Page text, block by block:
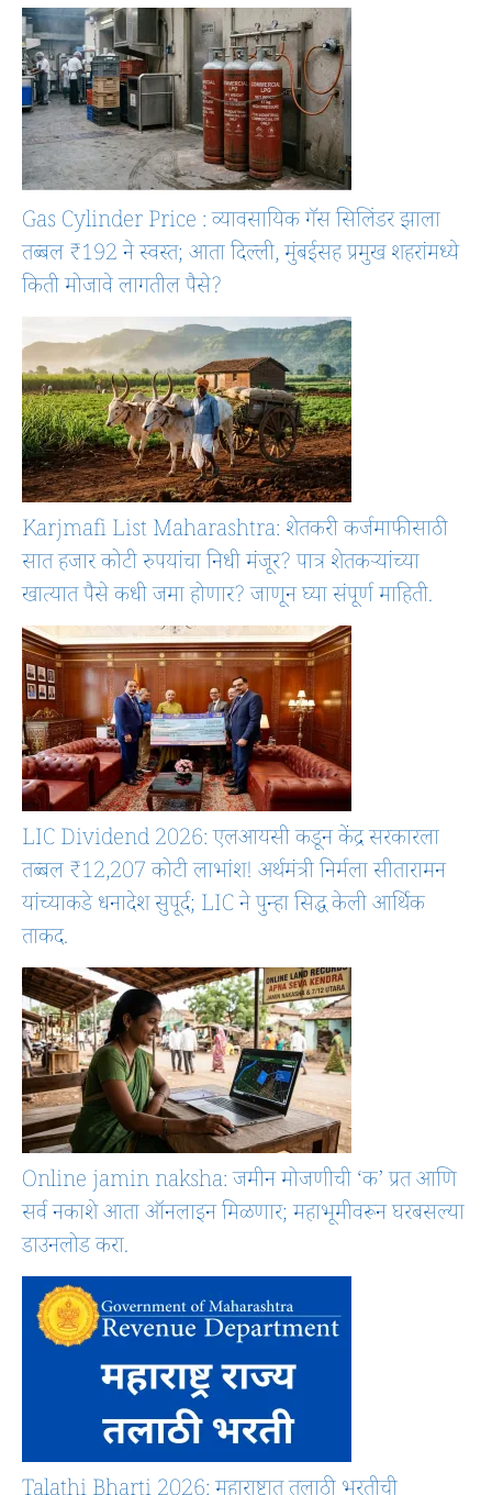
Gas Cylinder Price : व्यावसायिक गॅस सिलिंडर झाला
तब्बल ₹192 ने स्वस्त; आता दिल्ली, मुंबईसह प्रमुख शहरांमध्ये
किती मोजावे लागतील पैसे?
Karjmafi List Maharashtra: शेतकरी कर्जमाफीसाठी
सात हजार कोटी रुपयांचा निधी मंजूर? पात्र शेतकऱ्यांच्या
खात्यात पैसे कधी जमा होणार? जाणून घ्या संपूर्ण माहिती.
LIC Dividend 2026: एलआयसी कडून केंद्र सरकारला
तब्बल ₹12,207 कोटी लाभांश! अर्थमंत्री निर्मला सीतारामन
यांच्याकडे धनादेश सुपूर्द; LIC ने पुन्हा सिद्ध केली आर्थिक
ताकद.
Online jamin naksha: जमीन मोजणीची ‘क’ प्रत आणि
सर्व नकाशे आता ऑनलाइन मिळणार; महाभूमीवरून घरबसल्या
डाउनलोड करा.